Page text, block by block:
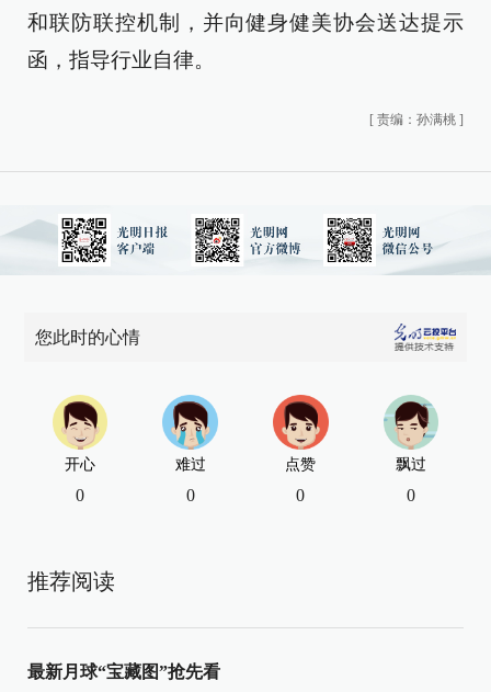
和联防联控机制，并向健身健美协会送达提示
函，指导行业自律。
[ 责编：孙满桃 ]
您此时的心情
开心
0
难过
0
点赞
0
飘过
0
推荐阅读
最新月球“宝藏图”抢先看